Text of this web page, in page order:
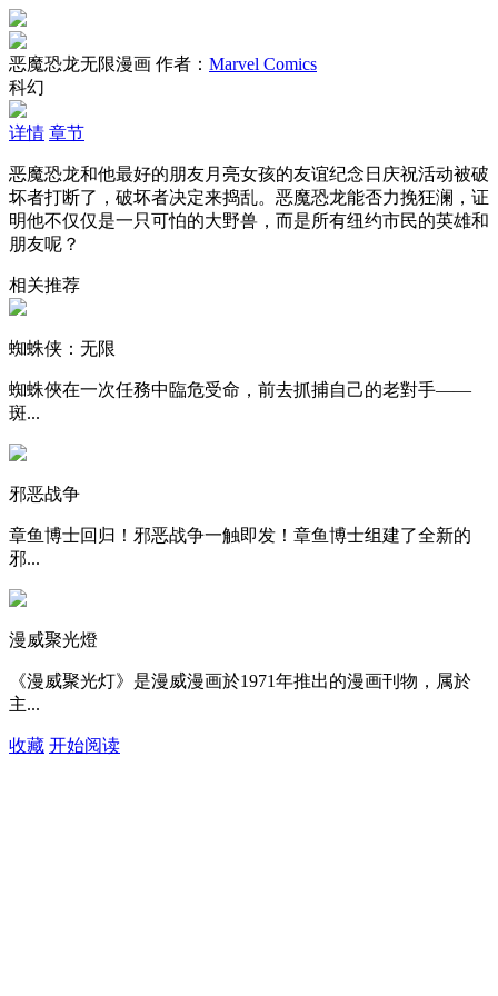
恶魔恐龙无限漫画 作者： Marvel Comics
科幻
详情 章节
恶魔恐龙和他最好的朋友月亮女孩的友谊纪念日庆祝活动被破
坏者打断了，破坏者决定来捣乱。恶魔恐龙能否力挽狂澜，证
明他不仅仅是一只可怕的大野兽，而是所有纽约市民的英雄和
朋友呢？
相关推荐
蜘蛛侠：无限
蜘蛛俠在一次任務中臨危受命，前去抓捕自己的老對手——
斑...
邪恶战争
章鱼博士回归！邪恶战争一触即发！章鱼博士组建了全新的
邪...
漫威聚光燈
《漫威聚光灯》是漫威漫画於1971年推出的漫画刊物，属於
主...
收藏 开始阅读